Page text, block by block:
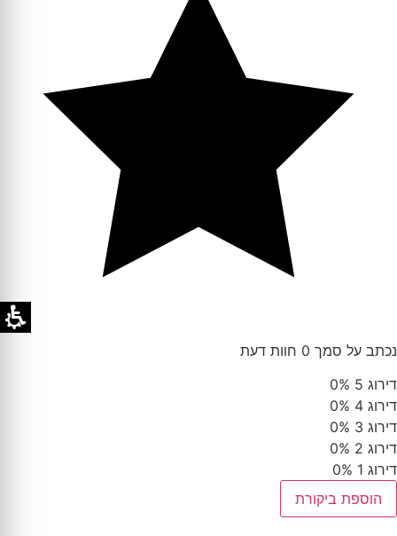
נכתב על סמך 0 חוות דעת
דירוג 5
0%
דירוג 4
0%
דירוג 3
0%
דירוג 2
0%
דירוג 1
0%
הוספת ביקורת